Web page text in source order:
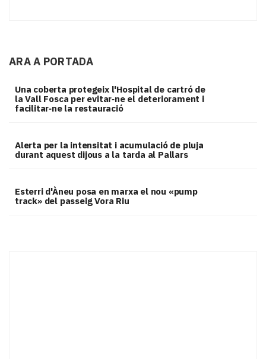
ARA A PORTADA
Una coberta protegeix l'Hospital de cartró de
la Vall Fosca per evitar‑ne el deteriorament i
facilitar‑ne la restauració
Alerta per la intensitat i acumulació de pluja
durant aquest dijous a la tarda al Pallars
Esterri d'Àneu posa en marxa el nou «pump
track» del passeig Vora Riu